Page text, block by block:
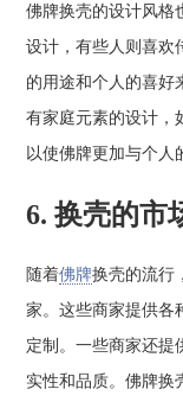
佛牌换壳的设计风格
设计，有些人则喜欢
的用途和个人的喜好
有家庭元素的设计，
以使佛牌更加与个人
6. 换壳的市
随着佛牌换壳的流行
家。这些商家提供各
定制。一些商家还提
实性和品质。佛牌换